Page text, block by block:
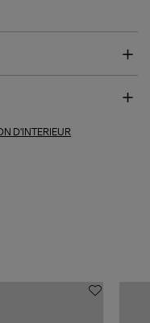
D'INTERIEUR